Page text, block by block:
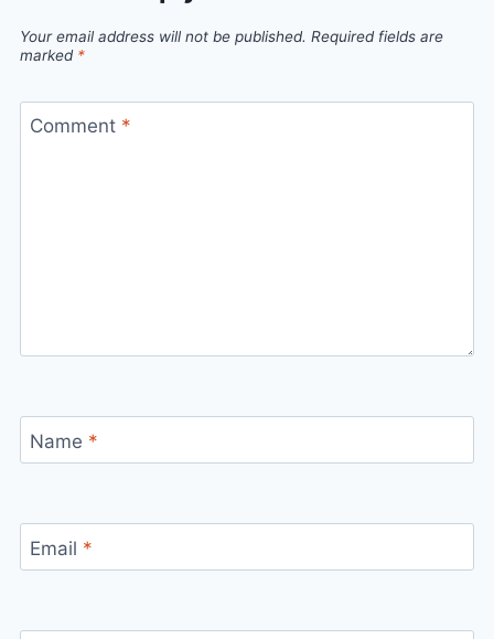
Your email address will not be published. Required fields are
marked *
Comment *
Name *
Email *